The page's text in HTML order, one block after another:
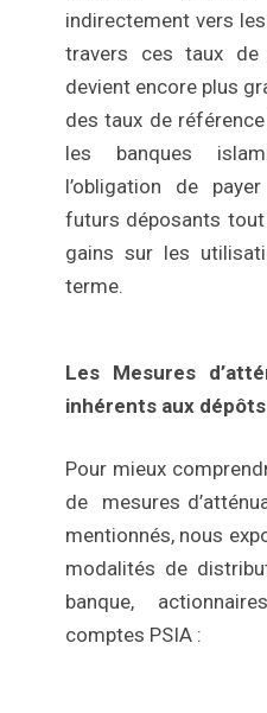
indirectement vers
travers ces taux de
devient encore plus
des taux de
les banques
l’obligation de
futurs déposants
gains sur les
terme.
Les Mesures
inhérents aux
Pour mieux
de mesures
mentionnés, nous
modalités de
banque,
comptes PSIA :